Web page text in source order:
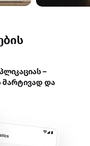
–
მარტივად და